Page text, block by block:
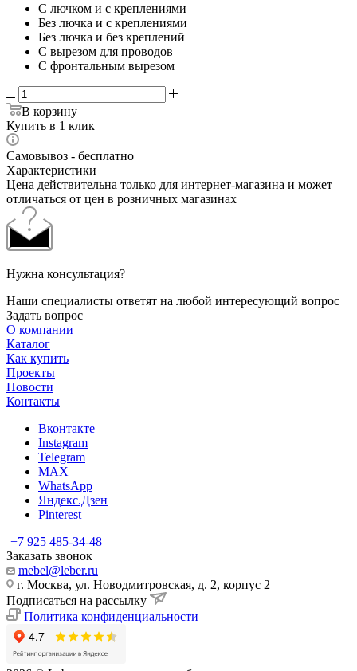
С лючком и с креплениями
Без лючка и с креплениями
Без лючка и без креплений
С вырезом для проводов
С фронтальным вырезом
В корзину
Купить в 1 клик
Самовывоз - бесплатно
Характеристики
Цена действительна только для интернет-магазина и может
отличаться от цен в розничных магазинах
Нужна консультация?
Наши специалисты ответят на любой интересующий вопрос
Задать вопрос
О компании
Каталог
Как купить
Проекты
Новости
Контакты
Вконтакте
Instagram
Telegram
MAX
WhatsApp
Яндекс.Дзен
Pinterest
+7 925 485-34-48
Заказать звонок
mebel@leber.ru
г. Москва, ул. Новодмитровская, д. 2, корпус 2
Подписаться на рассылку
Политика конфиденциальности